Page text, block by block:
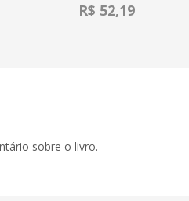
R$ 52,19
sobre o livro.